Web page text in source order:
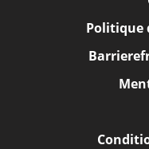
Politique